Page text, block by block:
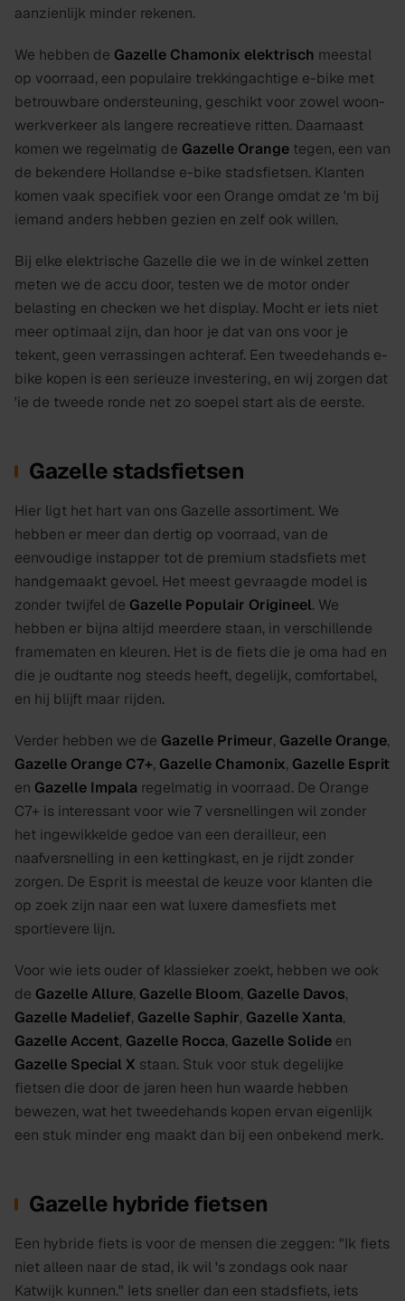
aanzienlijk minder rekenen.
We hebben de Gazelle Chamonix elektrisch meestal
op voorraad, een populaire trekkingachtige e-bike met
betrouwbare ondersteuning, geschikt voor zowel woon-
werkverkeer als langere recreatieve ritten. Daarnaast
komen we regelmatig de Gazelle Orange tegen, een van
de bekendere Hollandse e-bike stadsfietsen. Klanten
komen vaak specifiek voor een Orange omdat ze 'm bij
iemand anders hebben gezien en zelf ook willen.
Bij elke elektrische Gazelle die we in de winkel zetten
meten we de accu door, testen we de motor onder
belasting en checken we het display. Mocht er iets niet
meer optimaal zijn, dan hoor je dat van ons voor je
tekent, geen verrassingen achteraf. Een tweedehands e-
bike kopen is een serieuze investering, en wij zorgen dat
'ie de tweede ronde net zo soepel start als de eerste.
Gazelle stadsfietsen
Hier ligt het hart van ons Gazelle assortiment. We
hebben er meer dan dertig op voorraad, van de
eenvoudige instapper tot de premium stadsfiets met
handgemaakt gevoel. Het meest gevraagde model is
zonder twijfel de Gazelle Populair Origineel. We
hebben er bijna altijd meerdere staan, in verschillende
framematen en kleuren. Het is de fiets die je oma had en
die je oudtante nog steeds heeft, degelijk, comfortabel,
en hij blijft maar rijden.
Verder hebben we de Gazelle Primeur, Gazelle Orange,
Gazelle Orange C7+, Gazelle Chamonix, Gazelle Esprit
en Gazelle Impala regelmatig in voorraad. De Orange
C7+ is interessant voor wie 7 versnellingen wil zonder
het ingewikkelde gedoe van een derailleur, een
naafversnelling in een kettingkast, en je rijdt zonder
zorgen. De Esprit is meestal de keuze voor klanten die
op zoek zijn naar een wat luxere damesfiets met
sportievere lijn.
Voor wie iets ouder of klassieker zoekt, hebben we ook
de Gazelle Allure, Gazelle Bloom, Gazelle Davos,
Gazelle Madelief, Gazelle Saphir, Gazelle Xanta,
Gazelle Accent, Gazelle Rocca, Gazelle Solide en
Gazelle Special X staan. Stuk voor stuk degelijke
fietsen die door de jaren heen hun waarde hebben
bewezen, wat het tweedehands kopen ervan eigenlijk
een stuk minder eng maakt dan bij een onbekend merk.
Gazelle hybride fietsen
Een hybride fiets is voor de mensen die zeggen: "Ik fiets
niet alleen naar de stad, ik wil 's zondags ook naar
Katwijk kunnen." Iets sneller dan een stadsfiets, iets